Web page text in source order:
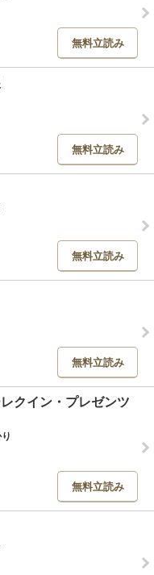
無料立読み
無料立読み
無料立読み
無料立読み
クイン・プレゼンツ
無料立読み